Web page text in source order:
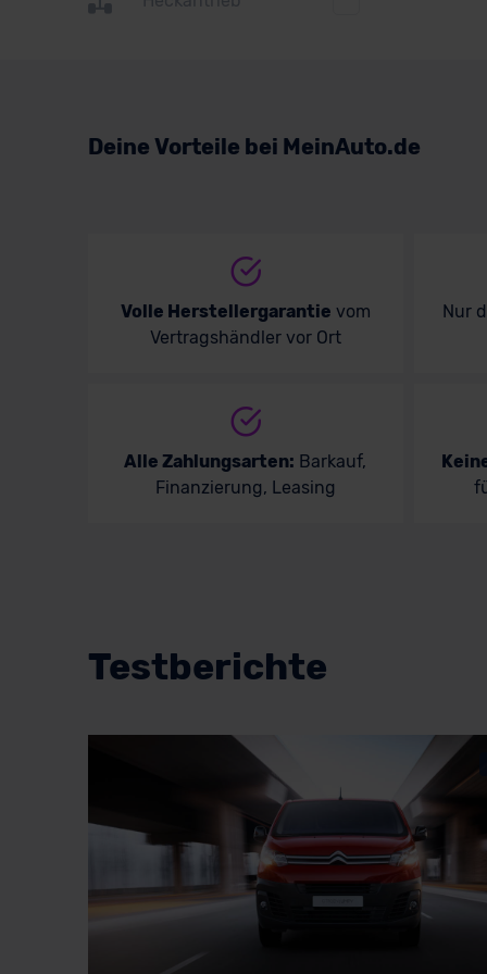
Volvo
Deine Vorteile bei MeinAuto.de
Volle Herstellergarantie vom
Vertragshändler vor Ort
Nur
Alle Zahlungsarten: Barkauf,
Finanzierung, Leasing
Testberichte